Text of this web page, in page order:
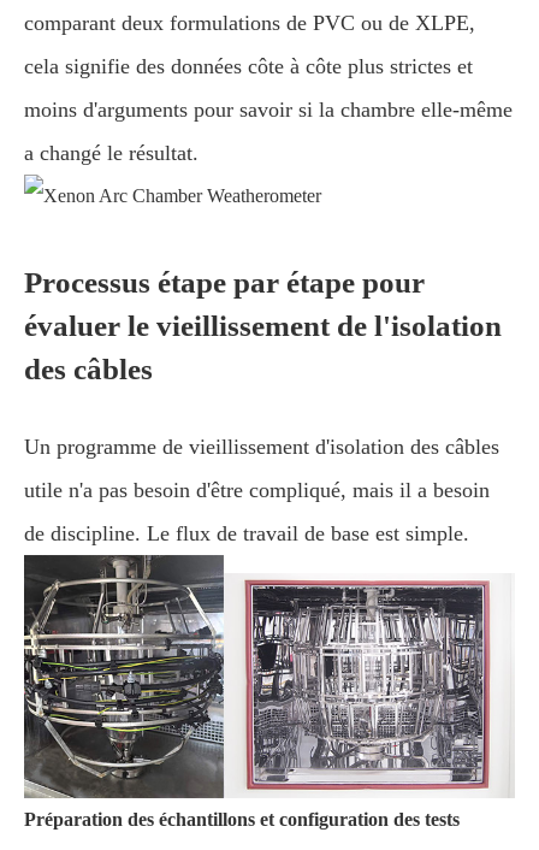
comparant deux formulations de PVC ou de XLPE,
cela signifie des données côte à côte plus strictes et
moins d'arguments pour savoir si la chambre elle-même
a changé le résultat.
Processus étape par étape pour
évaluer le vieillissement de l'isolation
des câbles
Un programme de vieillissement d'isolation des câbles
utile n'a pas besoin d'être compliqué, mais il a besoin
de discipline. Le flux de travail de base est simple.
Préparation des échantillons et configuration des tests